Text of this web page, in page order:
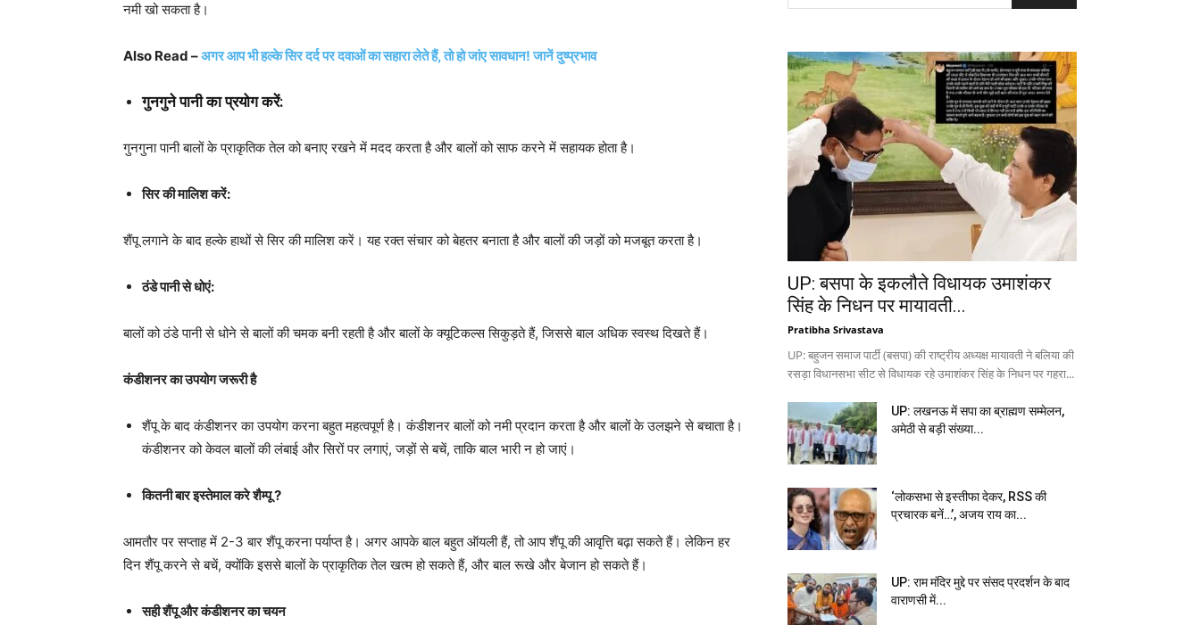
नमी खो सकता है।
Also Read –अगर आप भी हल्के सिर दर्द पर दवाओं का सहारा लेते हैं, तो हो जांए सावधान! जानें दुष्प्रभाव
गुनगुने पानी का प्रयोग करें:
गुनगुना पानी बालों के प्राकृतिक तेल को बनाए रखने में मदद करता है और बालों को साफ करने में सहायक होता है।
सिर की मालिश करें:
शैंपू लगाने के बाद हल्के हाथों से सिर की मालिश करें। यह रक्त संचार को बेहतर बनाता है और बालों की जड़ों को मजबूत करता है।
ठंडे पानी से धोएं:
बालों को ठंडे पानी से धोने से बालों की चमक बनी रहती है और बालों के क्यूटिकल्स सिकुड़ते हैं, जिससे बाल अधिक स्वस्थ दिखते हैं।
कंडीशनर का उपयोग जरूरी है
शैंपू के बाद कंडीशनर का उपयोग करना बहुत महत्वपूर्ण है। कंडीशनर बालों को नमी प्रदान करता है और बालों के उलझने से बचाता है।
कंडीशनर को केवल बालों की लंबाई और सिरों पर लगाएं, जड़ों से बचें, ताकि बाल भारी न हो जाएं।
कितनी बार इस्तेमाल करे शैम्पू ?
आमतौर पर सप्ताह में 2-3 बार शैंपू करना पर्याप्त है। अगर आपके बाल बहुत ऑयली हैं, तो आप शैंपू की आवृत्ति बढ़ा सकते हैं। लेकिन हर
दिन शैंपू करने से बचें, क्योंकि इससे बालों के प्राकृतिक तेल खत्म हो सकते हैं, और बाल रूखे और बेजान हो सकते हैं।
सही शैंपू और कंडीशनर का चयन
UP: बसपा के इकलौते विधायक उमाशंकर
सिंह के निधन पर मायावती...
Pratibha Srivastava
UP: बहुजन समाज पार्टी (बसपा) की राष्ट्रीय अध्यक्ष मायावती ने बलिया की
रसड़ा विधानसभा सीट से विधायक रहे उमाशंकर सिंह के निधन पर गहरा...
UP: लखनऊ में सपा का ब्राह्मण सम्मेलन,
अमेठी से बड़ी संख्या...
‘लोकसभा से इस्तीफा देकर, RSS की
प्रचारक बनें…’, अजय राय का...
UP: राम मंदिर मुद्दे पर संसद प्रदर्शन के बाद
वाराणसी में...